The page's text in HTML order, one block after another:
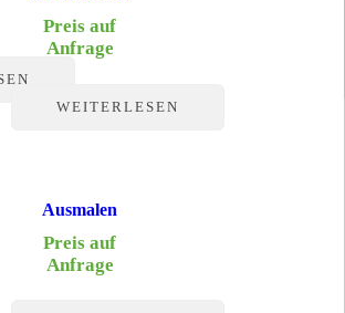
Preis auf
Anfrage
WEITERLESEN
Ausmalen
Preis auf
Anfrage